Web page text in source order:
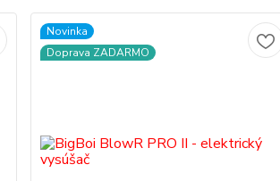
Novinka
Doprava ZADARMO